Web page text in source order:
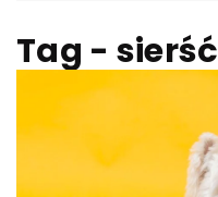
Tag - sierść